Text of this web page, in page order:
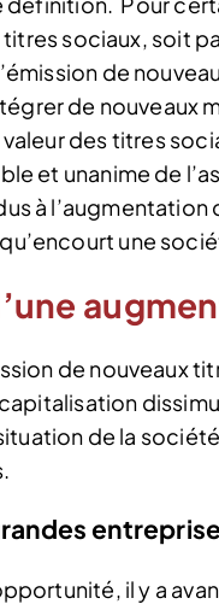
sociaux, soit
de
de nouveaux
des titres
et unanime de
à
une
de nouveaux
de la
il y a